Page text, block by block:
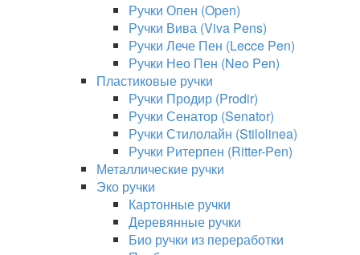
Ручки Опен (Open)
Ручки Вива (Viva Pens)
Ручки Лече Пен (Lecce Pen)
Ручки Нео Пен (Neo Pen)
Пластиковые ручки
Ручки Продир (Prodir)
Ручки Сенатор (Senator)
Ручки Стилолайн (Stilolinea)
Ручки Ритерпен (Ritter-Pen)
Металлические ручки
Эко ручки
Картонные ручки
Деревянные ручки
Био ручки из переработки